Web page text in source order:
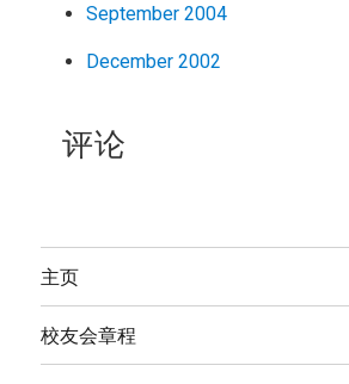
September 2004
December 2002
评论
主页
校友会章程